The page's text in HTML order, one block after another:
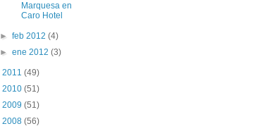
Marquesa en
Caro Hotel
►feb 2012(4)
►ene 2012(3)
2011 (49)
2010 (51)
2009 (51)
2008 (56)